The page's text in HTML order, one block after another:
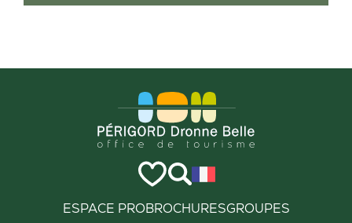
ESPACE PROBROCHURESGROUPES